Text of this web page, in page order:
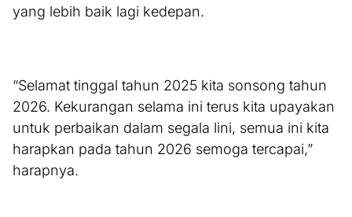
yang lebih baik lagi kedepan.
“Selamat tinggal tahun 2025 kita sonsong tahun
2026. Kekurangan selama ini terus kita upayakan
untuk perbaikan dalam segala lini, semua ini kita
harapkan pada tahun 2026 semoga tercapai,”
harapnya.